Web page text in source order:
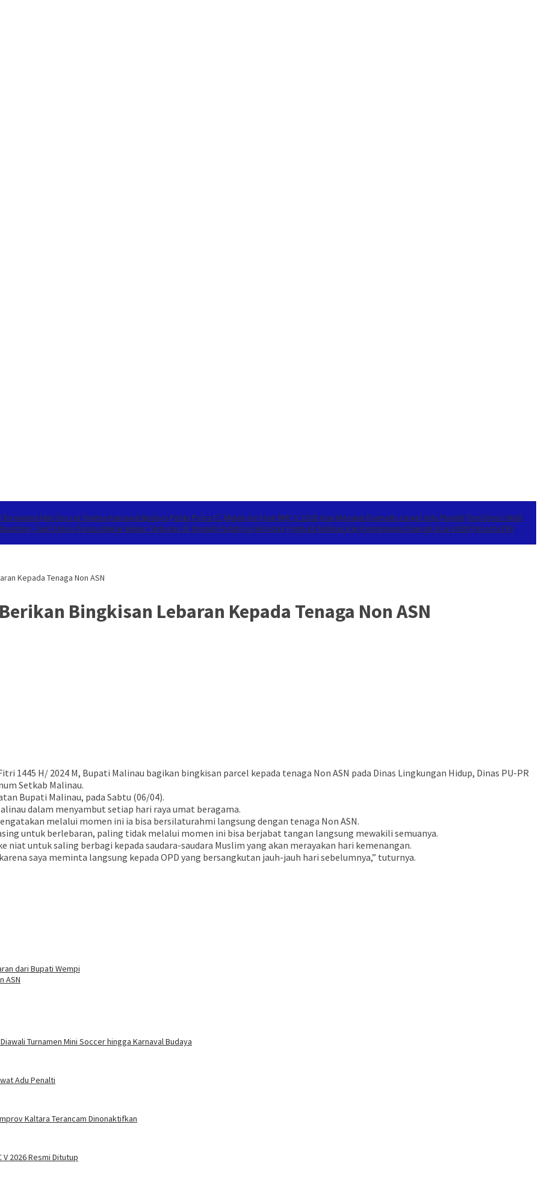
Mini Soccer hingga Karnaval Budaya Pelita Putra FC Melaju ke Final BMC V 2026 Usai Menang Dramatis Lewat Adu Penalti Tren Dress Well:
Saat Emosi Terasa Benar-Benar Terkuras di Tengah Padatnya Aktivitas Pemkab Malinau Kaji Kemampuan Daerah Usai 4.000 Peserta PBI
Kepada Tenaga Non ASN
Bingkisan Lebaran Kepada Tenaga Non ASN
1445 H/ 2024 M, Bupati Malinau bagikan bingkisan parcel kepada tenaga Non ASN pada Dinas Lingkungan Hidup, Dinas PU-PR
Setkab Malinau.
Bupati Malinau, pada Sabtu (06/04).
dalam menyambut setiap hari raya umat beragama.
melalui momen ini ia bisa bersilaturahmi langsung dengan tenaga Non ASN.
untuk berlebaran, paling tidak melalui momen ini bisa berjabat tangan langsung mewakili semuanya.
untuk saling berbagi kepada saudara-saudara Muslim yang akan merayakan hari kemenangan.
saya meminta langsung kepada OPD yang bersangkutan jauh-jauh hari sebelumnya,” tuturnya.
dari Bupati Wempi
ASN
Turnamen Mini Soccer hingga Karnaval Budaya
Adu Penalti
Kaltara Terancam Dinonaktifkan
2026 Resmi Ditutup